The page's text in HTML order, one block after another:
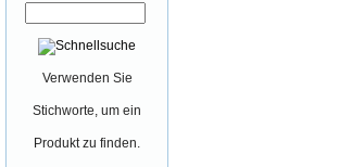
Verwenden Sie
Stichworte, um ein
Produkt zu finden.